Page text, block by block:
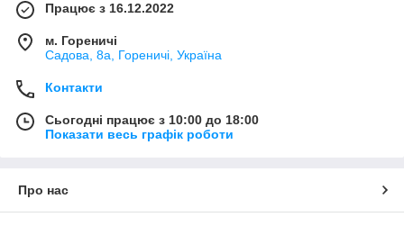
Працює з 16.12.2022
м. Гореничі
Садова, 8а, Гореничі, Україна
Контакти
Сьогодні працює з 10:00 до 18:00
Показати весь графік роботи
Про нас